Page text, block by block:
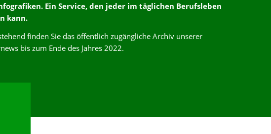
Ein Service, den jeder im täglichen Berufsleben
kann.
finden Sie das öffentlich zugängliche Archiv unserer
bis zum Ende des Jahres 2022.